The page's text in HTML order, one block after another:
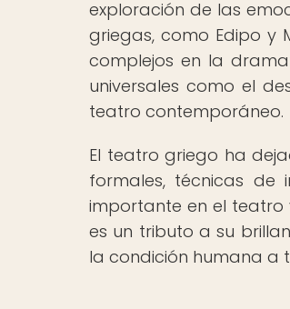
exploración de las
griegas, como Edipo y
complejos en la
universales como el
teatro contemporáneo.
El teatro griego ha
formales, técnicas de
importante en el teatro
es un tributo a su
la condición humana a